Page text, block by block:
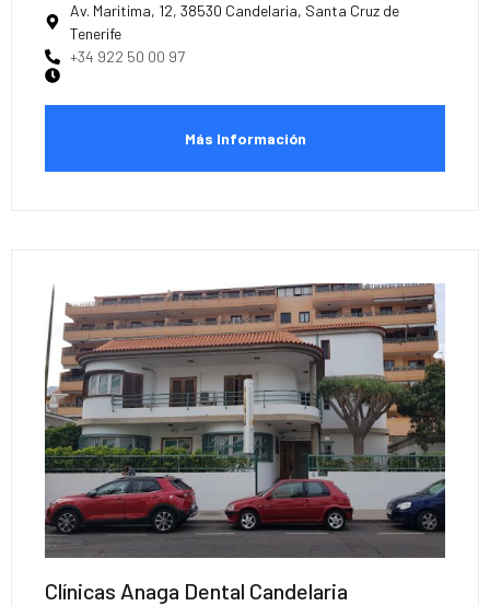
Av. Maritima, 12, 38530 Candelaria, Santa Cruz de
Tenerife
+34 922 50 00 97
Más Información
Clínicas Anaga Dental Candelaria